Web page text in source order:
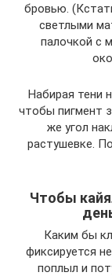
бровью.
светлыми
палочкой с
Набирая тени
чтобы пигмент
же угол
растушевке.
Чтобы
Каким бы
фиксируется
поплыл и